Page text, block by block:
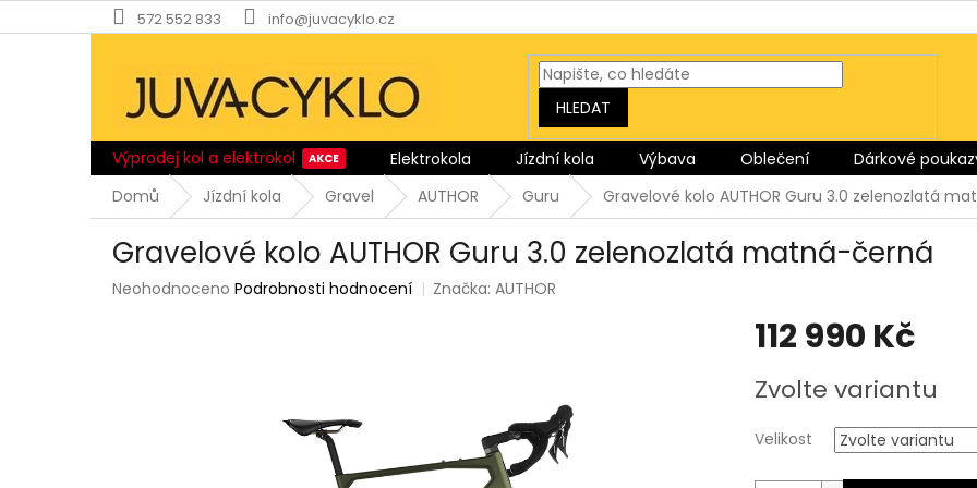
na
572 552 833 info@juvacyklo.cz
HLEDAT
Výprodej kol a elektrokol Elektrokola Jízdní kola Výbava Oblečení Dárkové
Domů
Jízdní kola Gravel AUTHOR Guru Gravelové kolo AUTHOR Guru 3.0 zelenozlatá
Gravelové kolo AUTHOR Guru 3.0 zelenozlatá matná-černá
Průměrné
Neohodnoceno Podrobnosti hodnocení Značka:AUTHOR
112 990 Kč
cena:
Zvolte variantu
Velikost